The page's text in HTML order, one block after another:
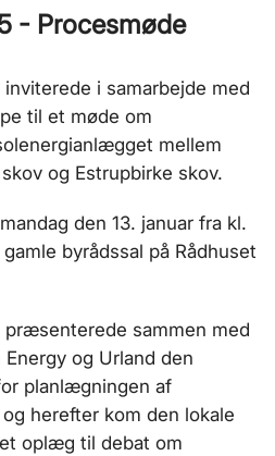
- Procesmøde
i samarbejde med
til et møde om
mellem
og Estrupbirke skov.
den 13. januar fra kl.
byrådssal på Rådhuset
præsenterede sammen med
og Urland den
planlægningen af
herefter kom den lokale
oplæg til debat om